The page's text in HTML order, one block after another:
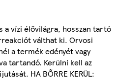
a vízi élővilágra, hosszan tartó
válthat ki. Orvosi
a termék edényét vagy
tartandó. Kerülni kell az
HA BŐRRE KERÜL: